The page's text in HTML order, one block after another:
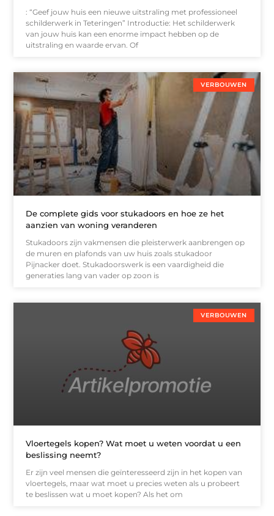
: “Geef jouw huis een nieuwe uitstraling met professioneel
schilderwerk in Teteringen” Introductie: Het schilderwerk
van jouw huis kan een enorme impact hebben op de
uitstraling en waarde ervan. Of
VERBOUWEN
De complete gids voor stukadoors en hoe ze het
aanzien van woning veranderen
Stukadoors zijn vakmensen die pleisterwerk aanbrengen op
de muren en plafonds van uw huis zoals stukadoor
Pijnacker doet. Stukadoorswerk is een vaardigheid die
generaties lang van vader op zoon is
VERBOUWEN
Vloertegels kopen? Wat moet u weten voordat u een
beslissing neemt?
Er zijn veel mensen die geïnteresseerd zijn in het kopen van
vloertegels, maar wat moet u precies weten als u probeert
te beslissen wat u moet kopen? Als het om